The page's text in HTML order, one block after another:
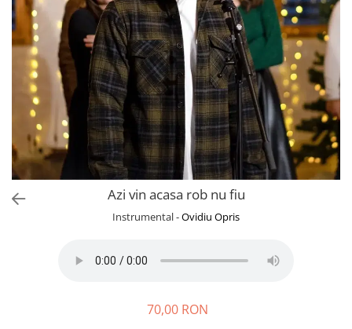
Azi vin acasa rob nu fiu
Instrumental -Ovidiu Opris
70,00 RON